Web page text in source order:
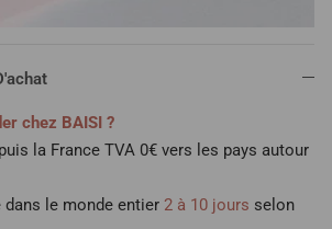
chez BAISI ?
la France TVA 0€ vers les pays autour
dans le monde entier 2 à 10 jours selon